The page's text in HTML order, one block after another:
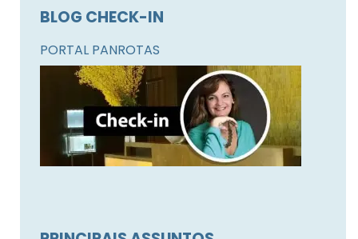
BLOG CHECK-IN
PORTAL PANROTAS